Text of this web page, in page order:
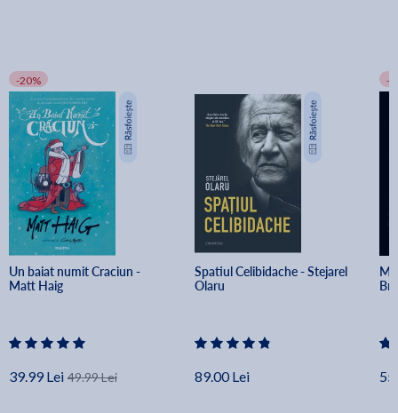
-20%
Un baiat numit Craciun -
Matt Haig
39.99 Lei 49.99 Lei
Spatiul Celibidache - Stejarel
Olaru
89.00 Lei
-